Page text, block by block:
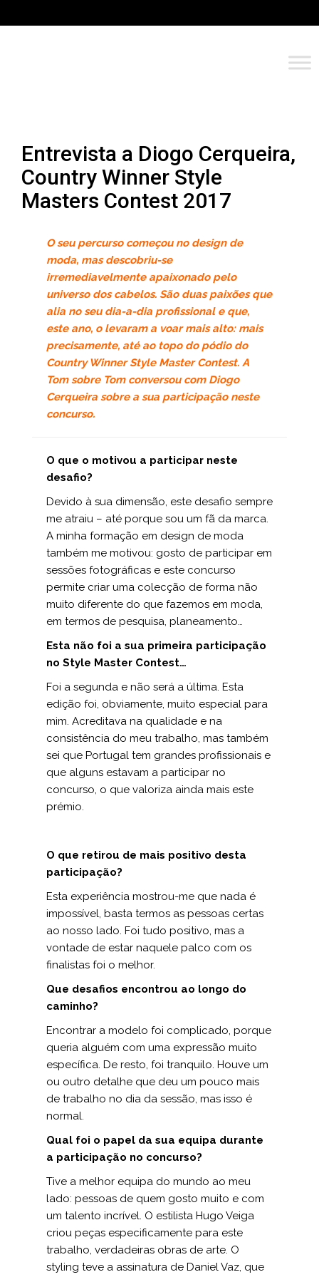
Entrevista a Diogo Cerqueira,
Country Winner Style
Masters Contest 2017
O seu percurso começou no design de
moda, mas descobriu-se
irremediavelmente apaixonado pelo
universo dos cabelos. São duas paixões que
alia no seu dia-a-dia profissional e que,
este ano, o levaram a voar mais alto: mais
precisamente, até ao topo do pódio do
Country Winner Style Master Contest. A
Tom sobre Tomconversou com Diogo
Cerqueira sobre a sua participação neste
concurso.
O que o motivou a participar neste
desafio?
Devido à sua dimensão, este desafio sempre
me atraiu – até porque sou um fã da marca.
A minha formação em design de moda
também me motivou: gosto de participar em
sessões fotográficas e este concurso
permite criar uma colecção de forma não
muito diferente do que fazemos em moda,
em termos de pesquisa, planeamento…
Esta não foi a sua primeira participação
no Style Master Contest…
Foi a segunda e não será a última. Esta
edição foi, obviamente, muito especial para
mim. Acreditava na qualidade e na
consistência do meu trabalho, mas também
sei que Portugal tem grandes profissionais e
que alguns estavam a participar no
concurso, o que valoriza ainda mais este
prémio.
O que retirou de mais positivo desta
participação?
Esta experiência mostrou-me que nada é
impossível, basta termos as pessoas certas
ao nosso lado. Foi tudo positivo, mas a
vontade de estar naquele palco com os
finalistas foi o melhor.
Que desafios encontrou ao longo do
caminho?
Encontrar a modelo foi complicado, porque
queria alguém com uma expressão muito
específica. De resto, foi tranquilo. Houve um
ou outro detalhe que deu um pouco mais
de trabalho no dia da sessão, mas isso é
normal.
Qual foi o papel da sua equipa durante
a participação no concurso?
Tive a melhor equipa do mundo ao meu
lado: pessoas de quem gosto muito e com
um talento incrível. O estilista Hugo Veiga
criou peças especificamente para este
trabalho, verdadeiras obras de arte. O
styling teve a assinatura de Daniel Vaz, que